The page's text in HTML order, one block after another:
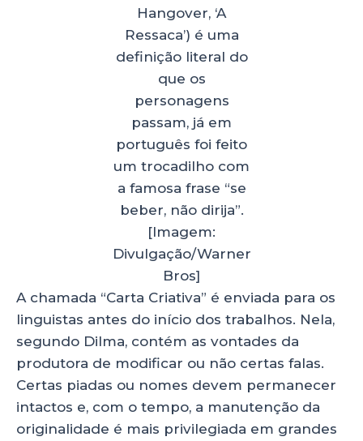
Hangover, ‘A
Ressaca’) é uma
definição literal do
que os
personagens
passam, já em
português foi feito
um trocadilho com
a famosa frase “se
beber, não dirija”.
[Imagem:
Divulgação/Warner
Bros]
A chamada “Carta Criativa” é enviada para os
linguistas antes do início dos trabalhos. Nela,
segundo Dilma, contém as vontades da
produtora de modificar ou não certas falas.
Certas piadas ou nomes devem permanecer
intactos e, com o tempo, a manutenção da
originalidade é mais privilegiada em grandes